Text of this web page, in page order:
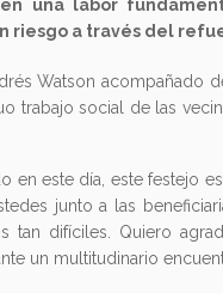
una labor
a través del
Watson acompañado
trabajo social de las
en este día, este festejo
junto a las
tan difíciles. Quiero
un multitudinario